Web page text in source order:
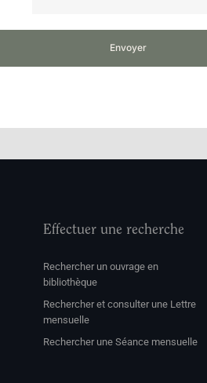
Envoyer
Effectuer une recherche
Rechercher un ouvrage en
bibliothèque
Rechercher et consulter une Lettre
mensuelle
Rechercher une Séance mensuelle